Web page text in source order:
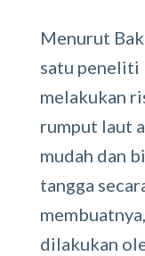
Menurut
satu peneliti
melakukan
rumput laut
mudah dan
tangga
dilakukan